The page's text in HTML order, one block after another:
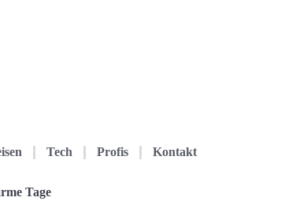
Tech Profis Kontakt
Tage